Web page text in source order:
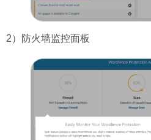
2）防火墙监控面板